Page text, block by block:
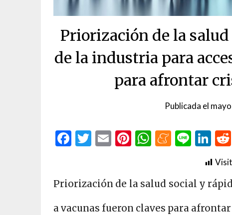
Priorización de la
de la industria para
para afrontar
Publicada el
Facebook
Twitter
EmailPinterest
WhatsApp
Line
Priorización de la salud social y
a vacunas fueron claves para